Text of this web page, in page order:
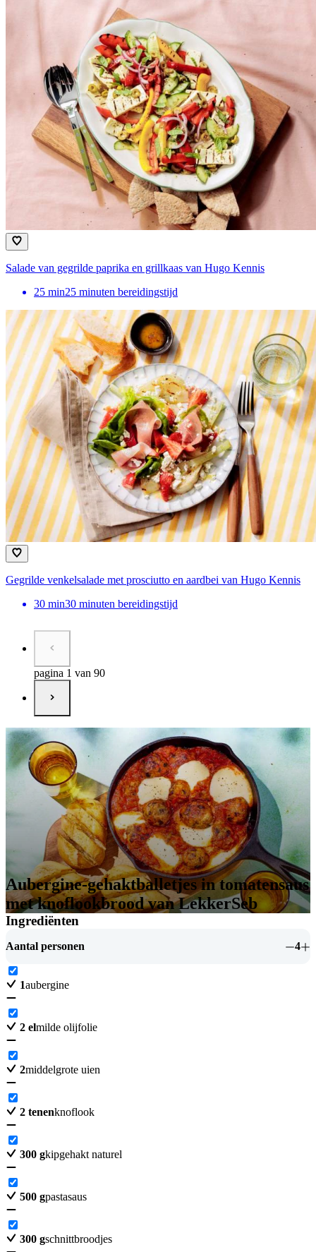
Salade van gegrilde paprika en grillkaas van Hugo Kennis
25 min25 minuten bereidingstijd
Gegrilde venkelsalade met prosciutto en aardbei van Hugo Kennis
30 min30 minuten bereidingstijd
pagina 1 van 90
Aubergine-gehaktballetjes in tomatensaus
met knoflookbrood van LekkerSeb
Ingrediënten
Aantal personen 4
1aubergine
2 elmilde olijfolie
2middelgrote uien
2 tenenknoflook
300 gkipgehakt naturel
500 gpastasaus
300 gschnittbroodjes